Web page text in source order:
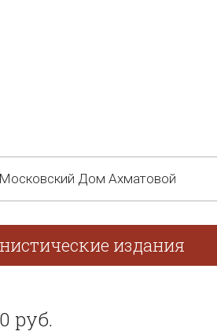
Московский Дом Ахматовой
издания
руб.